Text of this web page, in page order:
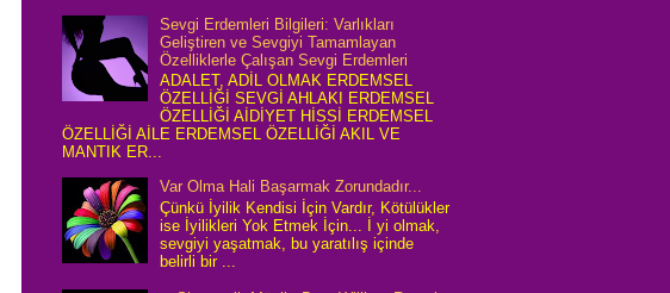
Sevgi Erdemleri Bilgileri: Varlıkları
Geliştiren ve Sevgiyi Tamamlayan
Özelliklerle Çalışan Sevgi Erdemleri
ADALET, ADİL OLMAK ERDEMSEL
ÖZELLİĞİ SEVGİ AHLAKI ERDEMSEL
ÖZELLİĞİ AİDİYET HİSSİ ERDEMSEL
ÖZELLİĞİ AİLE ERDEMSEL ÖZELLİĞİ AKIL VE
MANTIK ER...
Var Olma Hali Başarmak Zorundadır...
Çünkü İyilik Kendisi İçin Vardır, Kötülükler
ise İyilikleri Yok Etmek İçin... İ yi olmak,
sevgiyi yaşatmak, bu yaratılış içinde
belirli bir ...